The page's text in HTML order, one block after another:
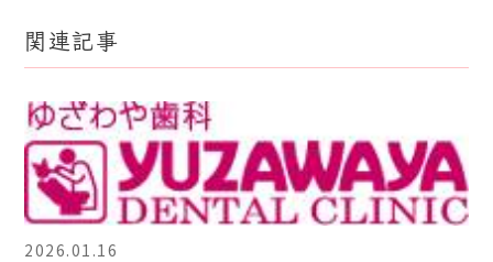
関連記事
2026.01.16